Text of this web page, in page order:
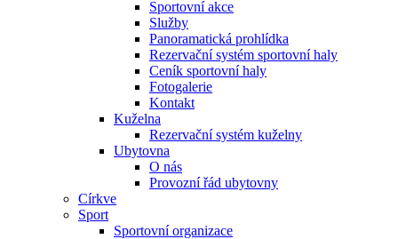
Sportovní akce
Služby
Panoramatická prohlídka
Rezervační systém sportovní haly
Ceník sportovní haly
Fotogalerie
Kontakt
Kuželna
Rezervační systém kuželny
Ubytovna
O nás
Provozní řád ubytovny
Církve
Sport
Sportovní organizace